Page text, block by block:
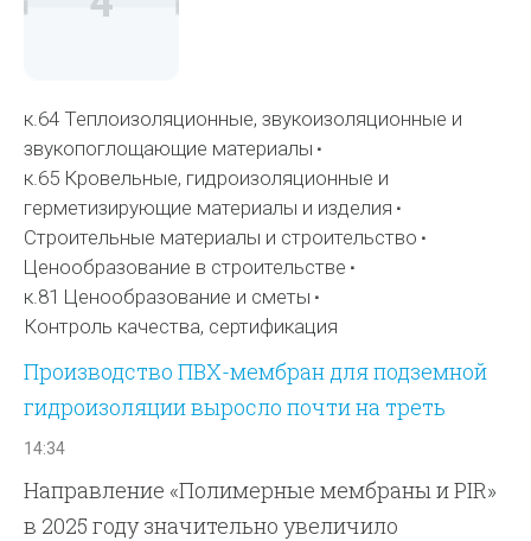
к.64 Теплоизоляционные, звукоизоляционные и
звукопоглощающие материалы
к.65 Кровельные, гидроизоляционные и
герметизирующие материалы и изделия
Строительные материалы и строительство
Ценообразование в строительстве
к.81 Ценообразование и сметы
Контроль качества, сертификация
Производство ПВХ-мембран для подземной
гидроизоляции выросло почти на треть
14:34
Направление «Полимерные мембраны и PIR»
в 2025 году значительно увеличило